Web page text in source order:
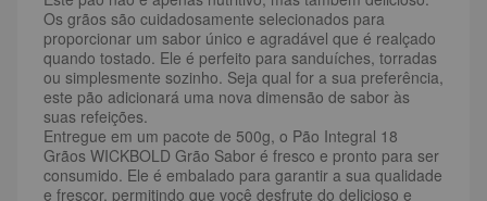
Os grãos são cuidadosamente selecionados para
proporcionar um sabor único e agradável que é realçado
quando tostado. Ele é perfeito para sanduíches, torradas
ou simplesmente sozinho. Seja qual for a sua preferência,
este pão adicionará uma nova dimensão de sabor às
suas refeições.
Entregue em um pacote de 500g, o Pão Integral 18
Grãos WICKBOLD Grão Sabor é fresco e pronto para ser
consumido. Ele é embalado para garantir a sua qualidade
e frescor, permitindo que você desfrute do delicioso e